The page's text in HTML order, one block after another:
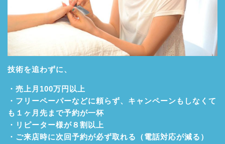
技術を追わずに、
・売上月100万円以上
・フリーペーパーなどに頼らず、キャンペーンもしなくて
も１ヶ月先まで予約が一杯
・リピーター様が８割以上
・ご来店時に次回予約が必ず取れる（電話対応が減る）